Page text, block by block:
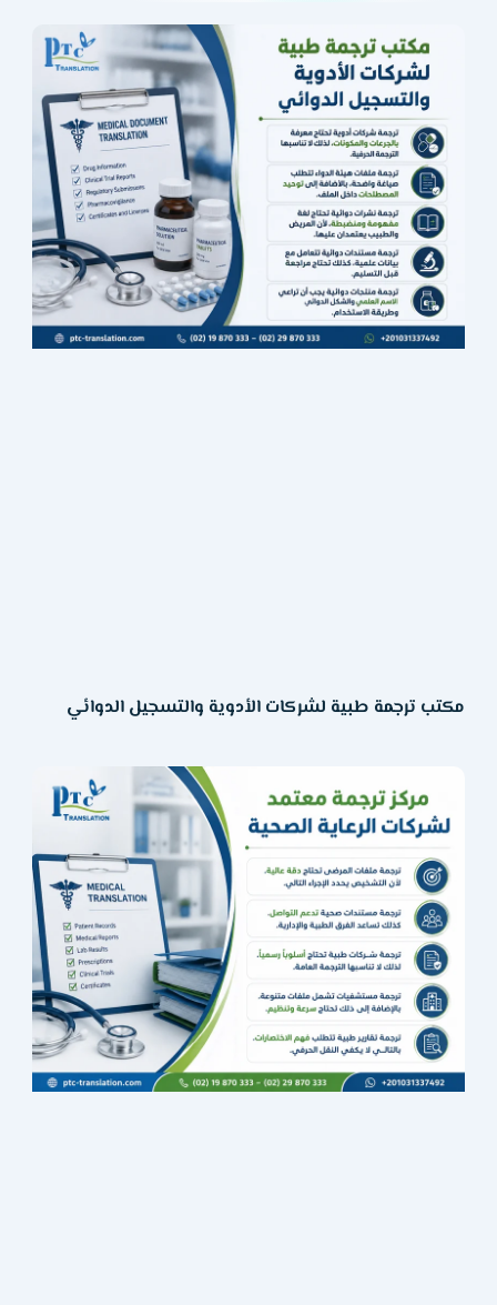
مكتب ترجمة طبية لشركات الأدوية والتسجيل الدوائي
Page
Page
Page
Page
Page
Page
Page
Page
Page
Page
Page
Page